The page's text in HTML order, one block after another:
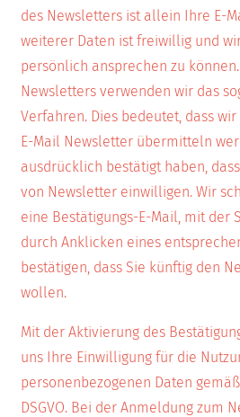
des Newsletters ist allein Ihre E-
weiterer Daten ist freiwillig und
persönlich ansprechen zu
Newsletters verwenden wir das
Verfahren. Dies bedeutet, dass
E-Mail Newsletter übermitteln
ausdrücklich bestätigt haben,
von Newsletter einwilligen. Wir
eine Bestätigungs-E-Mail, mit der
durch Anklicken eines
bestätigen, dass Sie künftig den
wollen.
Mit der Aktivierung des
uns Ihre Einwilligung für die
personenbezogenen Daten gemäß
DSGVO. Bei der Anmeldung zum